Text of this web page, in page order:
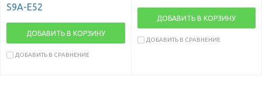
S9A-E52
ДОБАВИТЬ В КОРЗИНУ
ДОБАВИТЬ В СРАВНЕНИЕ
ДОБАВИТЬ В КОРЗИНУ
ДОБАВИТЬ В СРАВНЕНИЕ